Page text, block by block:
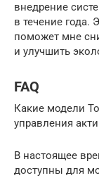
внедрение
в течение года.
поможет мне
и улучшить
FAQ
Какие модели
управления
В настоящее
доступны для